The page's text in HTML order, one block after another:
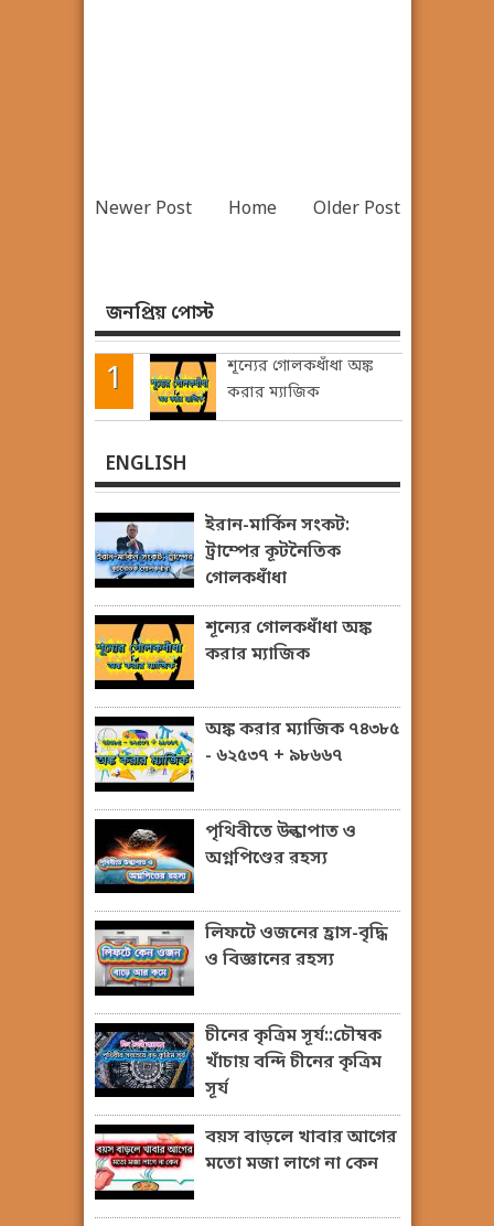
Newer Post Older Post
Home
জনপ্রিয় পোস্ট
শূন্যের গোলকধাঁধা অঙ্ক
করার ম্যাজিক
ENGLISH
ইরান-মার্কিন সংকট:
ট্রাম্পের কূটনৈতিক
গোলকধাঁধা
শূন্যের গোলকধাঁধা অঙ্ক
করার ম্যাজিক
অঙ্ক করার ম্যাজিক ৭৪৩৮৫
- ৬২৫৩৭ + ৯৮৬৬৭
পৃথিবীতে উল্কাপাত ও
অগ্নপিণ্ডের রহস্য
লিফটে ওজনের হ্রাস-বৃদ্ধি
ও বিজ্ঞানের রহস্য
চীনের কৃত্রিম সূর্য::চৌম্বক
খাঁচায় বন্দি চীনের কৃত্রিম
সূর্য
বয়স বাড়লে খাবার আগের
মতো মজা লাগে না কেন